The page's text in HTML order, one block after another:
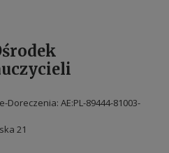
AE:PL-89444-81003-
21